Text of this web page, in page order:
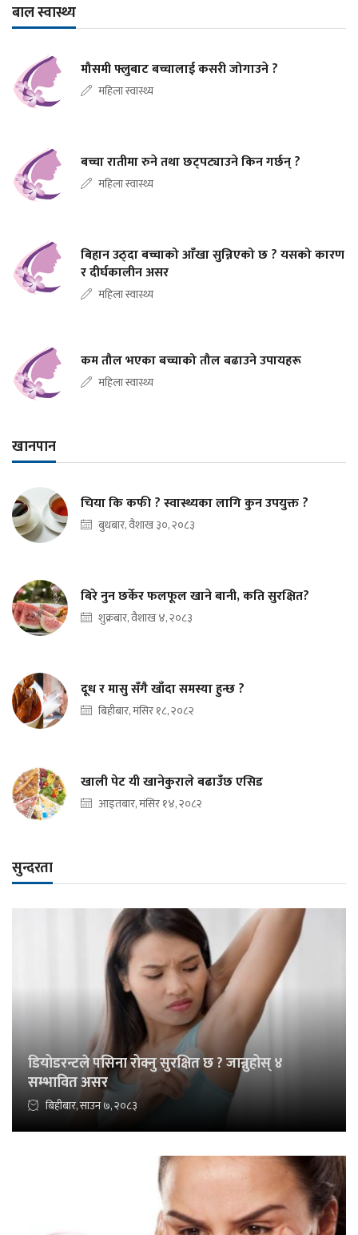
बाल स्वास्थ्य
मौसमी फ्लुबाट बच्चालाई कसरी जोगाउने ?
महिला स्वास्थ्य
बच्चा रातीमा रुने तथा छट्पट्याउने किन गर्छन् ?
महिला स्वास्थ्य
बिहान उठ्दा बच्चाको आँखा सुन्निएको छ ? यसको कारण
र दीर्घकालीन असर
महिला स्वास्थ्य
कम तौल भएका बच्चाको तौल बढाउने उपायहरू
महिला स्वास्थ्य
खानपान
चिया कि कफी ? स्वास्थ्यका लागि कुन उपयुक्त ?
बुधबार, वैशाख ३०, २०८३
बिरे नुन छर्केर फलफूल खाने बानी, कति सुरक्षित?
शुक्रबार, वैशाख ४, २०८३
दूध र मासु सँगै खाँदा समस्या हुन्छ ?
बिहीबार, मंसिर १८, २०८२
खाली पेट यी खानेकुराले बढाउँछ एसिड
आइतबार, मंसिर १४, २०८२
सुन्दरता
डियोडरन्टले पसिना रोक्नु सुरक्षित छ ? जान्नुहोस् ४
सम्भावित असर
बिहीबार, साउन ७, २०८३